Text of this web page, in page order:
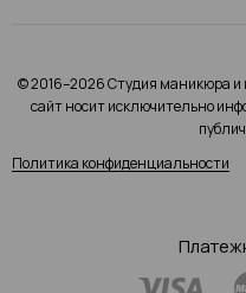
© 2016–2026 Студия маникюра
сайт носит исключительно
Политика конфиденциальности